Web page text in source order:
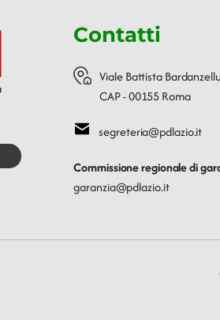
Contatti
Viale Battista
CAP - 00155 Roma
segreteria@pdlazio.it
Commissione regionale di
garanzia@pdlazio.it